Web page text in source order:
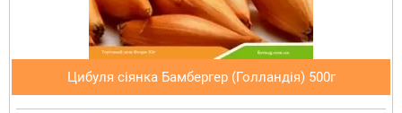
Цибуля сіянка Бамбергер (Голландія) 500г